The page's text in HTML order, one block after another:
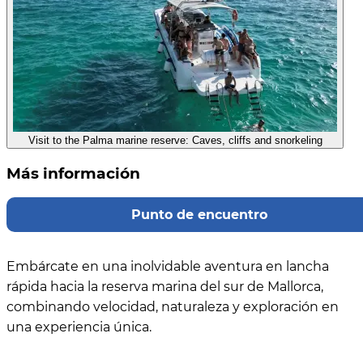
Visit to the Palma marine reserve: Caves, cliffs and snorkeling
Más información
Punto de encuentro
Embárcate en una inolvidable aventura en lancha
rápida hacia la reserva marina del sur de Mallorca,
combinando velocidad, naturaleza y exploración en
una experiencia única.